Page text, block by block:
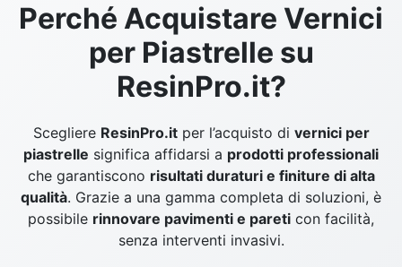
Perché Acquistare Vernici
per Piastrelle su
ResinPro.it?
Scegliere ResinPro.itper l’acquisto di vernici per
piastrelle significa affidarsi a prodotti professionali
che garantiscono risultati duraturi e finiture di alta
qualità. Grazie a una gamma completa di soluzioni, è
possibile rinnovare pavimenti e pareti con facilità,
senza interventi invasivi.